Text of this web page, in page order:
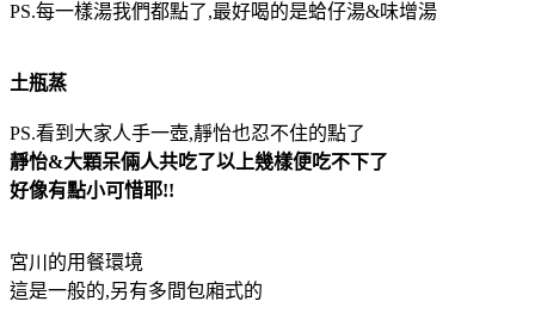
PS.每一樣湯我們都點了,最好喝的是蛤仔湯&味增湯
土瓶蒸
PS.看到大家人手一壺,靜怡也忍不住的點了
靜怡&大顆呆倆人共吃了以上幾樣便吃不下了
好像有點小可惜耶!!
宮川的用餐環境
這是一般的,另有多間包廂式的